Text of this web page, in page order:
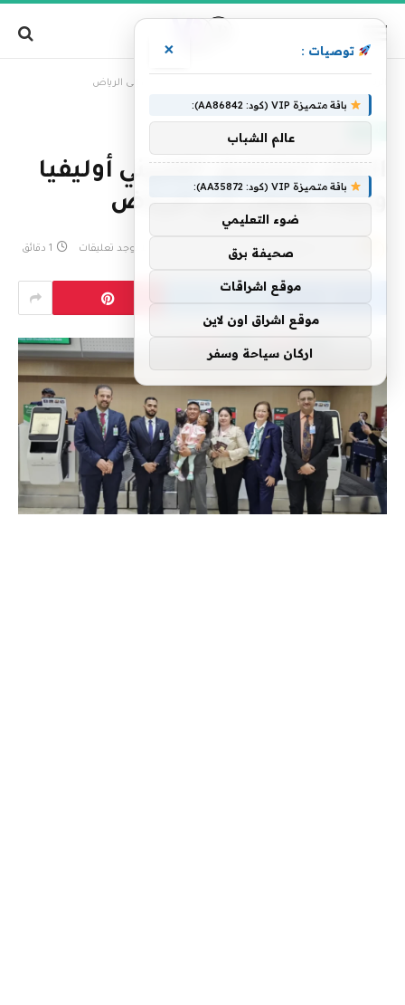
التوأم الملتصق الفلبيني أوليفيا وجيانا يصلان إلى الرياض
التوأم الملتصق الفلبيني أوليفيا
وجيانا يصلان إلى الرياض
فريق التحرير 27 يناير، 2026 لا توجد تعليقات 1 دقائق
توصيات : ×
باقة متميزة VIP (كود: AA86842):
عالم الشباب
باقة متميزة VIP (كود: AA35872):
ضوء التعليمي
صحيفة برق
موقع اشراقات
موقع اشراق اون لاين
اركان سياحة وسفر